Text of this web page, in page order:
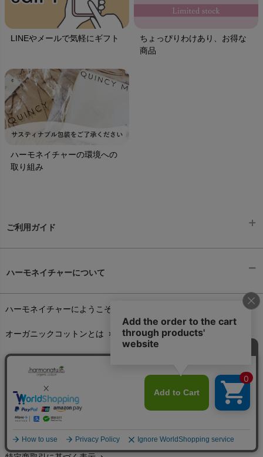
LINEやメールで気軽にギフト
ちょっぴりわけあり、お得な
商品
ハーモネイチャーの環境への
取り組み
ご利用ガイド
配送と送料chevron_right
在庫状況と発送予定chevron_right
生地・素材chevron_right
お手入れについてchevron_right
レビューを書こう chevron_right
ハーモネイチャーについて
ハーモネイチャーにようこそ
オーガニックコットンとは chevron_right
個人情報取り扱いについて
こんせぷと1999chevron_right